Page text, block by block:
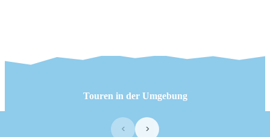
Touren in der Umgebung
‹ ›